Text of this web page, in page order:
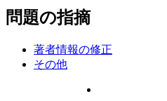
問題の指摘
著者情報の修正
その他